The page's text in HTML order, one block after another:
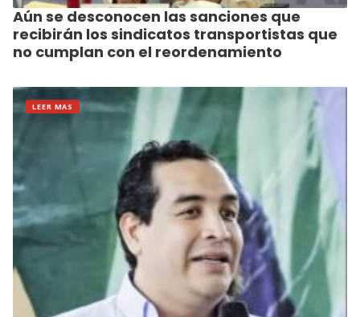
Aún se desconocen las sanciones que
recibirán los sindicatos transportistas que
no cumplan con el reordenamiento
LEER MAS